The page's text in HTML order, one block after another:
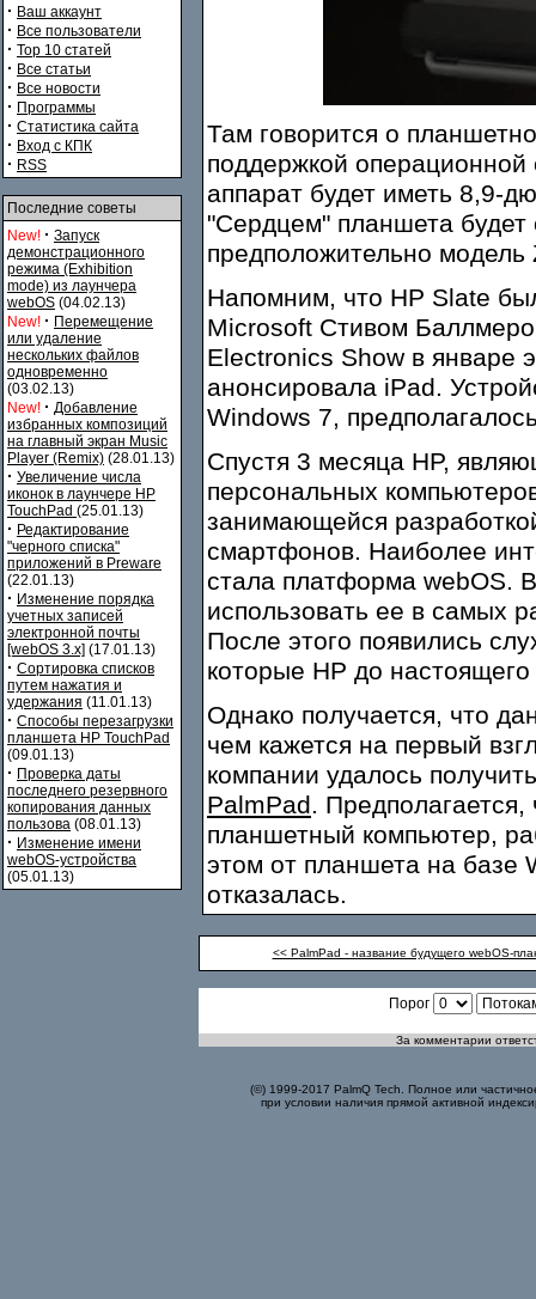
· Ваш аккаунт
· Все пользователи
· Top 10 статей
· Все статьи
· Все новости
· Программы
· Статистика сайта
· Вход с КПК
· RSS
Последние советы
New! · Запуск
демонстрационного
режима (Exhibition
mode) из лаунчера
webOS (04.02.13)
New! · Перемещение
или удаление
нескольких файлов
одновременно
(03.02.13)
New! · Добавление
избранных композиций
на главный экран Music
Player (Remix) (28.01.13)
· Увеличение числа
иконок в лаунчере HP
TouchPad (25.01.13)
· Редактирование
"черного списка"
приложений в Preware
(22.01.13)
· Изменение порядка
учетных записей
электронной почты
[webOS 3.x] (17.01.13)
· Сортировка списков
путем нажатия и
удержания (11.01.13)
· Способы перезагрузки
планшета HP TouchPad
(09.01.13)
· Проверка даты
последнего резервного
копирования данных
пользова (08.01.13)
· Изменение имени
webOS-устройства
(05.01.13)
Там говорится о
поддержкой
аппарат будет иметь 8,9-
"Сердцем" планшета будет
предположительно модель
Напомним, что HP Slate
Microsoft Стивом
Electronics Show в январе
анонсировала iPad.
Windows 7,
Спустя 3 месяца HP,
персональных
занимающейся
смартфонов. Наиболее
стала платформа webOS.
использовать ее в самых
После этого появились
которые HP до
Однако получается, что
чем кажется на первый
компании удалось
PalmPad. Предполагается,
планшетный компьютер,
этом от планшета на базе
отказалась.
<< PalmPad - название будущего webOS-
Порог
За комментарии
(©) 1999-2017 PalmQ Tech. Полное или
при условии наличия прямой активной